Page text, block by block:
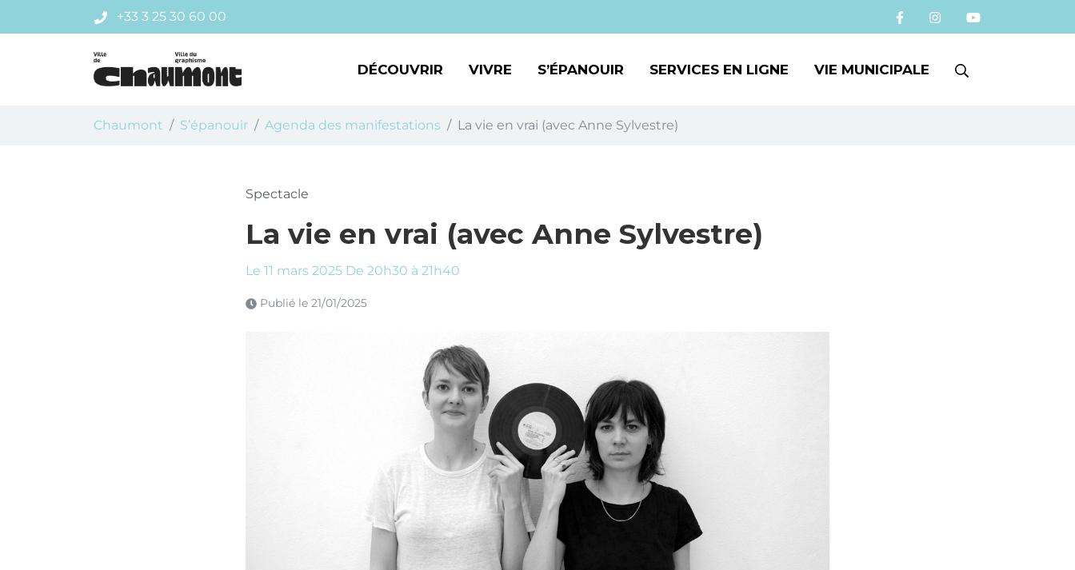
au
+33 3 25 30 60 00
Chaumont
DÉCOUVRIR VIVRE S’ÉPANOUIR SERVICES EN LIGNE VIE MUNICIPALE
Chaumont S’épanouir Agenda des manifestations La vie en vrai (avec Anne Sylvestre)
Spectacle
La vie en vrai (avec Anne Sylvestre)
Le 11 mars 2025 De 20h30 à 21h40
Publié le 21/01/2025